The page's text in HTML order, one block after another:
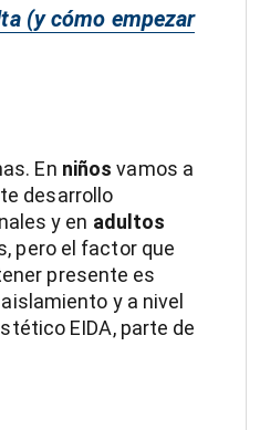
(y cómo empezar
En niños vamos a
desarrollo
y en adultos
pero el factor que
presente es
y a nivel
EIDA, parte de